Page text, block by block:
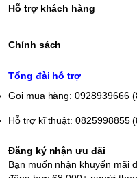
Hỗ trợ khách hàng
Chính sách
Tổng đài hỗ trợ
Gọi mua hàng: 0928939666
Hỗ trợ kĩ thuật: 0825998855
Đăng ký nhận ưu đãi
Bạn muốn nhận khuyến mãi